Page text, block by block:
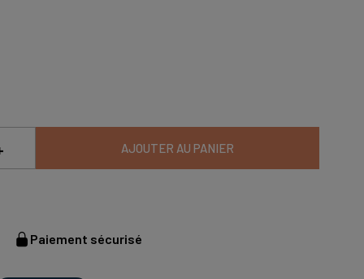
AJOUTER AU PANIER
Paiement sécurisé